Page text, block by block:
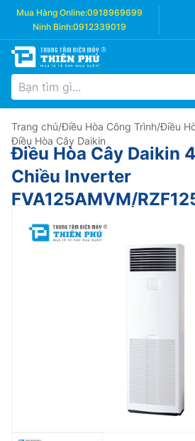
Mua Hàng Online:0918969699
Ninh Bình:0912339019
Trang chủ/Điều Hòa Công Trình/Điều
Điều Hòa Cây Daikin
Điều Hòa Cây Daikin
Chiều Inverter
FVA125AMVM/